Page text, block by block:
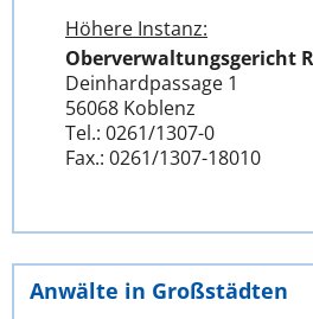
Höhere Instanz:
Oberverwaltungsgericht
Deinhardpassage 1
56068 Koblenz
Tel.: 0261/1307-0
Fax.: 0261/1307-18010
Anwälte in Großstädten